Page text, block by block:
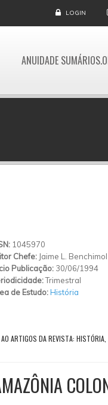
LOGIN
ANUIDADE
1045970
Chefe: Jaime L. Benchimol
Publicação: 30/06/1994
Trimestral
de Estudo:História
ARTIGOS DA REVISTA: